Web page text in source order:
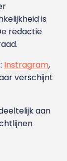
is
redactie
Instragram,
verschijnt
aan